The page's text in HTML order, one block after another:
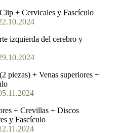
+ Cervicales y Fascículo
izquierda del cerebro y
piezas) + Venas superiores +
+ Crevillas + Discos
y Fascículo